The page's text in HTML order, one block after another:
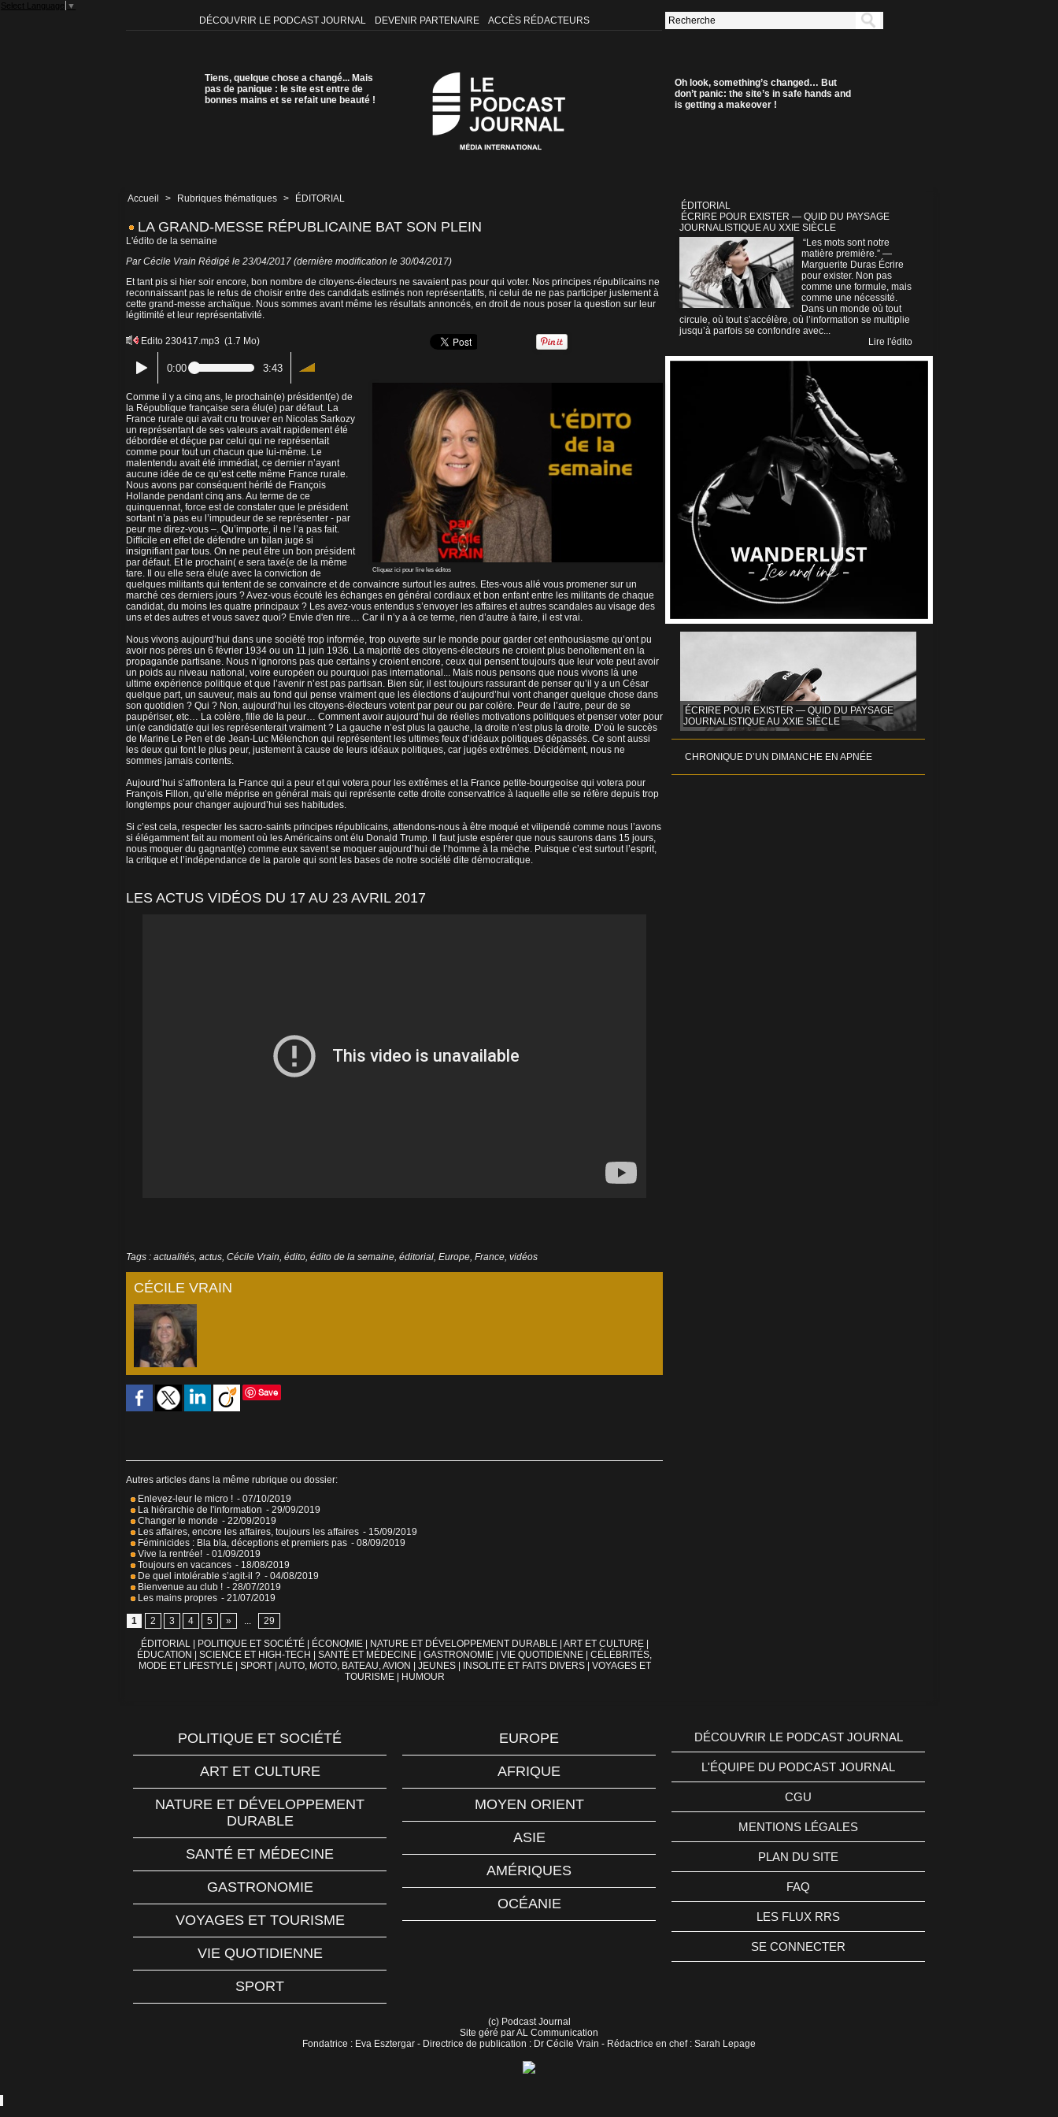
Select Language ▼
DÉCOUVRIR LE PODCAST JOURNAL DEVENIR PARTENAIRE ACCÈS RÉDACTEURS
Tiens, quelque chose a changé... Mais
pas de panique : le site est entre de
bonnes mains et se refait une beauté !
Oh look, something’s changed… But
don’t panic: the site’s in safe hands and
is getting a makeover !
Accueil > Rubriques thématiques > ÉDITORIAL
LA GRAND-MESSE RÉPUBLICAINE BAT SON PLEIN
L'édito de la semaine
ParCécile Vrain Rédigé le 23/04/2017 (dernière modification le 30/04/2017)
Et tant pis si hier soir encore, bon nombre de citoyens-électeurs ne savaient pas pour qui voter. Nos principes républicains ne
reconnaissant pas le refus de choisir entre des candidats estimés non représentatifs, ni celui de ne pas participer justement à
cette grand-messe archaïque. Nous sommes avant même les résultats annoncés, en droit de nous poser la question sur leur
légitimité et leur représentativité.
Cliquez ici pour lire les éditos
Edito 230417.mp3 (1.7 Mo)
0:00 3:43
Comme il y a cinq ans, le prochain(e) président(e) de
la République française sera élu(e) par défaut. La
France rurale qui avait cru trouver en Nicolas Sarkozy
un représentant de ses valeurs avait rapidement été
débordée et déçue par celui qui ne représentait
comme pour tout un chacun que lui-même. Le
malentendu avait été immédiat, ce dernier n’ayant
aucune idée de ce qu’est cette même France rurale.
Nous avons par conséquent hérité de François
Hollande pendant cinq ans. Au terme de ce
quinquennat, force est de constater que le président
sortant n’a pas eu l’impudeur de se représenter - par
peur me direz-vous –. Qu’importe, il ne l’a pas fait.
Difficile en effet de défendre un bilan jugé si
insignifiant par tous. On ne peut être un bon président
par défaut. Et le prochain( e sera taxé(e de la même
tare. Il ou elle sera élu(e avec la conviction de
quelques militants qui tentent de se convaincre et de convaincre surtout les autres. Etes-vous allé vous promener sur un
marché ces derniers jours ? Avez-vous écouté les échanges en général cordiaux et bon enfant entre les militants de chaque
candidat, du moins les quatre principaux ? Les avez-vous entendus s’envoyer les affaires et autres scandales au visage des
uns et des autres et vous savez quoi? Envie d'en rire… Car il n’y a à ce terme, rien d’autre à faire, il est vrai.
Nous vivons aujourd’hui dans une société trop informée, trop ouverte sur le monde pour garder cet enthousiasme qu’ont pu
avoir nos pères un 6 février 1934 ou un 11 juin 1936. La majorité des citoyens-électeurs ne croient plus benoîtement en la
propagande partisane. Nous n’ignorons pas que certains y croient encore, ceux qui pensent toujours que leur vote peut avoir
un poids au niveau national, voire européen ou pourquoi pas international... Mais nous pensons que nous vivons là une
ultime expérience politique et que l’avenir n’est pas partisan. Bien sûr, il est toujours rassurant de penser qu’il y a un César
quelque part, un sauveur, mais au fond qui pense vraiment que les élections d’aujourd’hui vont changer quelque chose dans
son quotidien ? Qui ? Non, aujourd’hui les citoyens-électeurs votent par peur ou par colère. Peur de l’autre, peur de se
paupériser, etc… La colère, fille de la peur… Comment avoir aujourd’hui de réelles motivations politiques et penser voter pour
un(e candidat(e qui les représenterait vraiment ? La gauche n’est plus la gauche, la droite n’est plus la droite. D’où le succès
de Marine Le Pen et de Jean-Luc Mélenchon qui représentent les ultimes feux d’idéaux politiques dépassés. Ce sont aussi
les deux qui font le plus peur, justement à cause de leurs idéaux politiques, car jugés extrêmes. Décidément, nous ne
sommes jamais contents.
Aujourd’hui s’affrontera la France qui a peur et qui votera pour les extrêmes et la France petite-bourgeoise qui votera pour
François Fillon, qu’elle méprise en général mais qui représente cette droite conservatrice à laquelle elle se réfère depuis trop
longtemps pour changer aujourd’hui ses habitudes.
Si c’est cela, respecter les sacro-saints principes républicains, attendons-nous à être moqué et vilipendé comme nous l’avons
si élégamment fait au moment où les Américains ont élu Donald Trump. Il faut juste espérer que nous saurons dans 15 jours,
nous moquer du gagnant(e) comme eux savent se moquer aujourd’hui de l’homme à la mèche. Puisque c’est surtout l’esprit,
la critique et l’indépendance de la parole qui sont les bases de notre société dite démocratique.
LES ACTUS VIDÉOS DU 17 AU 23 AVRIL 2017
Tags : actualités, actus, Cécile Vrain, édito, édito de la semaine, éditorial, Europe, France, vidéos
CÉCILE VRAIN
Save
Autres articles dans la même rubrique ou dossier:
Enlevez-leur le micro ! - 07/10/2019
La hiérarchie de l'information - 29/09/2019
Changer le monde - 22/09/2019
Les affaires, encore les affaires, toujours les affaires - 15/09/2019
Féminicides : Bla bla, déceptions et premiers pas - 08/09/2019
Vive la rentrée! - 01/09/2019
Toujours en vacances - 18/08/2019
De quel intolérable s’agit-il ? - 04/08/2019
Bienvenue au club ! - 28/07/2019
Les mains propres - 21/07/2019
1 2 3 4 5 » ... 29
ÉDITORIAL POLITIQUE ET SOCIÉTÉ ÉCONOMIE NATURE ET DÉVELOPPEMENT DURABLE ART ET CULTURE
ÉDUCATION
SCIENCE ET HIGH-TECH SANTÉ ET MÉDECINE GASTRONOMIE VIE QUOTIDIENNE
CÉLÉBRITÉS,
MODE ET LIFESTYLE
SPORT AUTO, MOTO, BATEAU, AVION JEUNES INSOLITE ET FAITS DIVERS
VOYAGES ET
TOURISME
HUMOUR
ÉDITORIAL
ÉCRIRE POUR EXISTER — QUID DU PAYSAGE
JOURNALISTIQUE AU XXIE SIÈCLE
“Les mots sont notre
matière première.” —
Marguerite Duras Écrire
pour exister. Non pas
comme une formule, mais
comme une nécessité.
Dans un monde où tout
circule, où tout s’accélère, où l’information se multiplie
jusqu’à parfois se confondre avec...
Lire l'édito
ÉCRIRE POUR EXISTER — QUID DU PAYSAGE
JOURNALISTIQUE AU XXIE SIÈCLE
CHRONIQUE D’UN DIMANCHE EN APNÉE
POLITIQUE ET SOCIÉTÉ
ART ET CULTURE
NATURE ET DÉVELOPPEMENT
DURABLE
SANTÉ ET MÉDECINE
GASTRONOMIE
VOYAGES ET TOURISME
VIE QUOTIDIENNE
SPORT
EUROPE
AFRIQUE
MOYEN ORIENT
ASIE
AMÉRIQUES
OCÉANIE
DÉCOUVRIR LE PODCAST JOURNAL
L'ÉQUIPE DU PODCAST JOURNAL
CGU
MENTIONS LÉGALES
PLAN DU SITE
FAQ
LES FLUX RRS
SE CONNECTER
(c) Podcast Journal
Site géré par AL Communication
Fondatrice : Eva Esztergar - Directrice de publication : Dr Cécile Vrain - Rédactrice en chef : Sarah Lepage